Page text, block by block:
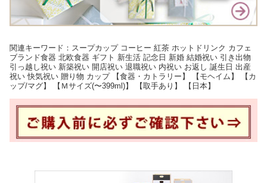
関連キーワード：スープカップ コーヒー 紅茶 ホットドリンク カフェ
ブランド食器 北欧食器 ギフト 新生活 記念日 新婚 結婚祝い 引き出物
引っ越し祝い 新築祝い 開店祝い 退職祝い 内祝い お返し 誕生日 出産
祝い 快気祝い 贈り物 カップ 【食器・カトラリー】 【モヘイム】 【カ
ップ/マグ】 【Ｍサイズ(〜399ml)】 【取手あり】 【日本】